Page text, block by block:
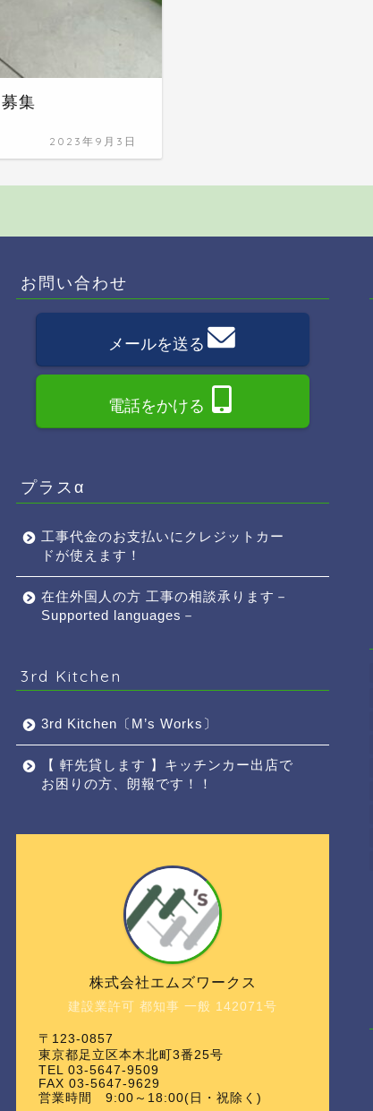
集
2023年9月3日
お問い合わせ
メールを送る
電話をかける
プラスα
工事代金のお支払いにクレジットカー
ドが使えます！
在住外国人の方 工事の相談承ります－
Supported languages－
3rd Kitchen
3rd Kitchen〔M’s Works〕
【 軒先貸します 】キッチンカー出店で
お困りの方、朗報です！！
建設業許可 都知事 一般 142071号
株式会社エムズワークス
〒123-0857
東京都足立区本木北町3番25号
TEL 03-5647-9509
FAX 03-5647-9629
営業時間 9:00～18:00(日・祝除く)